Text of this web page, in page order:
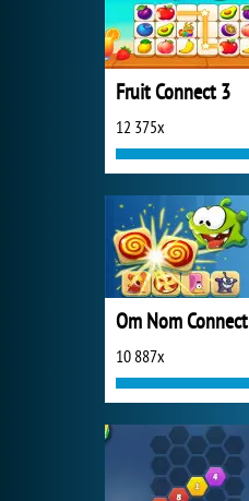
Fruit Connect 3
12 375x
Om Nom Connect
10 887x